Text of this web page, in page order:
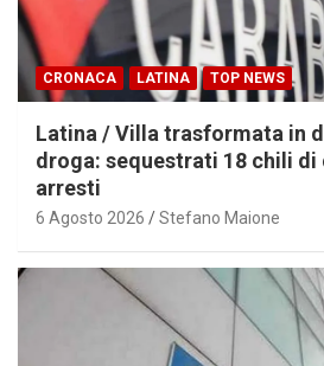
CRONACA LATINA TOP NEWS
Latina / Villa trasformata in
droga: sequestrati 18 chili di
arresti
6 Agosto 2026 Stefano Maione